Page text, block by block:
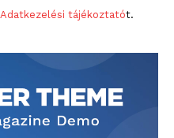
Adatkezelési tájékoztatót.